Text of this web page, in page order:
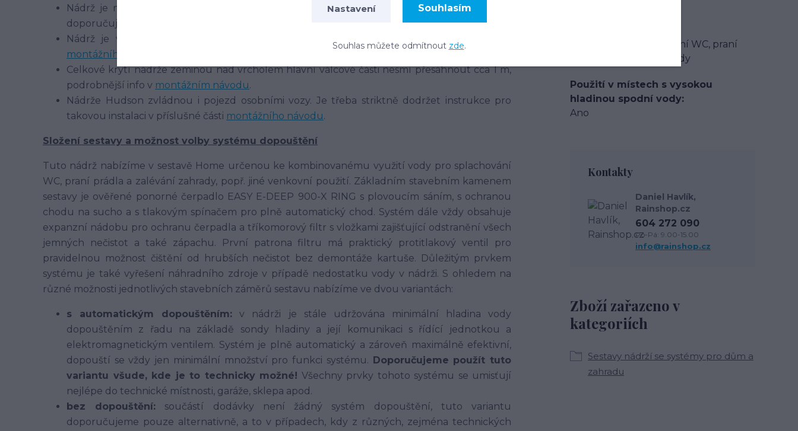
Nádrž je možné použít v různých zeminách. V těch jílovitých a jiných hůře propustných
doporučujeme oddrenážování podkladu
Nádrž je vhodná pro použití v místech s výskytem vysoké hladiny spodní vody -
montážního návodu
Celkové krytí nádrže zeminou nad vrcholem hlavní válcové části nesmí přesáhnout cca 1 m,
podrobnější info v montážním návodu.
Nádrže Hudson zvládnou i pojezd osobními vozy. Je třeba striktně dodržet instrukce pro
takovou instalaci v příslušné části montážního návodu.
Složení sestavy a možnost volby systému dopouštění
Tuto nádrž nabízíme v sestavě Home určenou ke kombinovanému využití vody pro splachování
WC, praní prádla a zalévání zahrady, popř. jiné venkovní použití. Základním stavebním kamenem
sestavy je ověřené ponorné čerpadlo EASY E-DEEP 900-X RING s plovoucím sáním, s ochranou
chodu na sucho a s tlakovým spínačem pro plně automatický chod. Systém dále vždy obsahuje
expanzní nádobu pro ochranu čerpadla a tříkomorový filtr s vložkami zajišťující odstranění všech
jemných nečistot a také zápachu. První patrona filtru má praktický protitlakový ventil pro
pravidelnou možnost čištění od hrubších nečistot bez demontáže kartuše. Důležitým prvkem
systému je také vyřešení náhradního zdroje v případě nedostatku vody v nádrži. S ohledem na
různé možnosti jednotlivých stavebních záměrů sestavu nabízíme ve dvou variantách:
s automatickým dopouštěním: v nádrži je stále udržována minimální hladina vody
dopouštěním z řadu na základě sondy hladiny a její komunikaci s řídící jednotkou a
elektromagnetickým ventilem. Systém je plně automatický a zároveň maximálně efektivní,
dopouští se vždy jen minimální množství pro funkci systému. Doporučujeme použít tuto
variantu všude, kde je to technicky možné! Všechny prvky tohoto systému se umisťují
nejlépe do technické místnosti, garáže, sklepa apod.
bez dopouštění: součástí dodávky není žádný systém dopouštění, tuto variantu
doporučujeme pouze alternativně, a to v případech, kdy z různých, zejména technických
Systémy pro splachování WC, praní
prádla a zalévání zahrady
Použití v místech s vysokou
hladinou spodní vody
Ano
Zboží zařazeno v
kategoriích
Sestavy nádrží se systémy pro dům a
zahradu
Kontakty
Daniel Havlík,
Rainshop.cz
604 272 090
Po-Pá: 9.00-15.00
info@rainshop.cz
Nastavení Souhlasím
Souhlas můžete odmítnout zde.